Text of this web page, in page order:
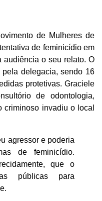
de Mulheres de
de feminicídio em
audiência o seu relato. O
delegacia, sendo 16
protetivas. Graciele
de odontologia,
criminoso invadiu o local
agressor e poderia
de feminicídio.
que o
públicas para